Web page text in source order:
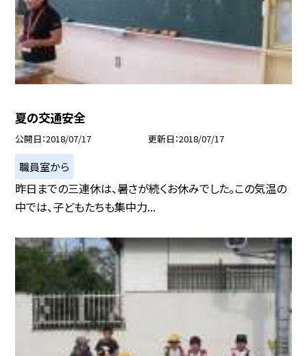
夏の交通安全
公開日 2018/07/17 更新日 2018/07/17
職員室から
昨日までの三連休は、暑さが続くお休みでした。この気温の
中では、子どもたちも集中力...